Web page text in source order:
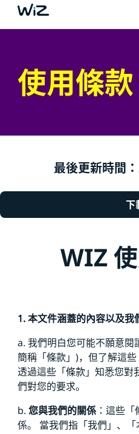
使用條款
最後更新時間
下
WIZ
1. 本文件涵蓋的內容以及我
a. 我們明白您可能不願意閱
簡稱「條款」)，但了解這
透過這些「條款」知悉您對
們對您的要求。
b. 您與我們的關係：這些「
係。 當我們指「我們」、